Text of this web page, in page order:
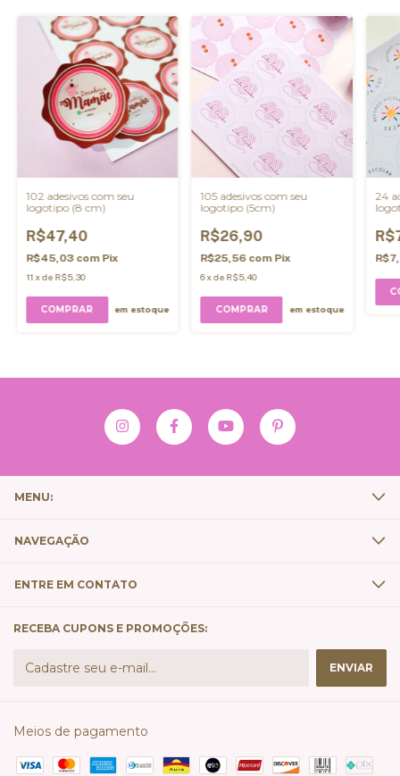
102 adesivos com seu
logotipo (8 cm)
R$47,40
R$45,03 com Pix
11 xdeR$5,30
em estoque
105 adesivos com seu
logotipo (5cm)
R$26,90
R$25,56 com Pix
6 xdeR$5,40
COMPRAR em estoque
24
MENU:
NAVEGAÇÃO
ENTRE EM CONTATO
RECEBA CUPONS E PROMOÇÕES:
Meios de pagamento